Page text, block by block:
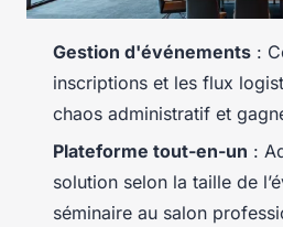
Gestion d'événements :
inscriptions et les flux
chaos administratif et
Plateforme tout-en-un :
solution selon la taille de
séminaire au salon